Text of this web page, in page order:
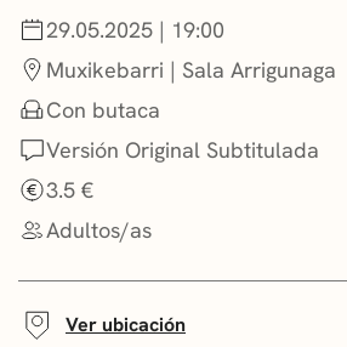
ASOCIACIONES CULTURALES
29.05.2025 | 19:00
Muxikebarri | Sala Arrigunaga
Con butaca
Versión Original Subtitulada
3.5 €
Adultos/as
Ver ubicación